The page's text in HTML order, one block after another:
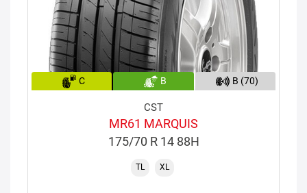
C B B (70)
CST
MR61 MARQUIS
175/70 R 14 88H
TL XL